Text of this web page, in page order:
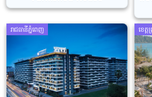
រាជធានីភ្នំពេញ ខេត្